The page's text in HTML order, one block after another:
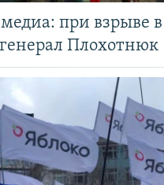
при взрыве
Плохотнюк